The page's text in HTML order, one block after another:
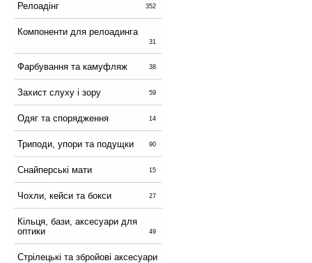
Релоадінг 352
Компоненти для релоадинга
31
Фарбування та камуфляж 38
Захист слуху і зору 59
Одяг та спорядження 14
Триподи, упори та подущки 90
Снайперські мати 15
Чохли, кейси та бокси 27
Кільця, бази, аксесуари для
оптики
49
Стрілецькі та збройові аксесуари